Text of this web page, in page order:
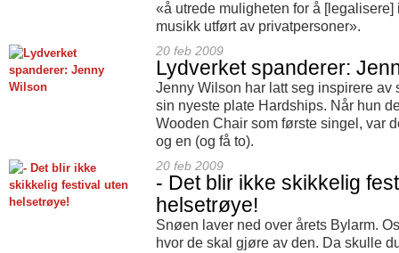
«å utrede muligheten for å
musikk utført av privatpersoner».
20 feb 2009
Lydverket spanderer:
Jenny Wilson har latt seg inspirere av
sin nyeste plate Hardships. Når hun
Wooden Chair som første singel, var
og en (og få to).
20 feb 2009
- Det blir ikke skikkelig
helsetrøye!
Snøen laver ned over årets Bylarm.
hvor de skal gjøre av den. Da skulle